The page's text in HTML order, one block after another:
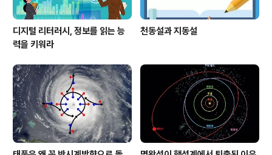
디지털 리터러시, 정보를 읽는 능
력을 키워라
천동설과 지동설